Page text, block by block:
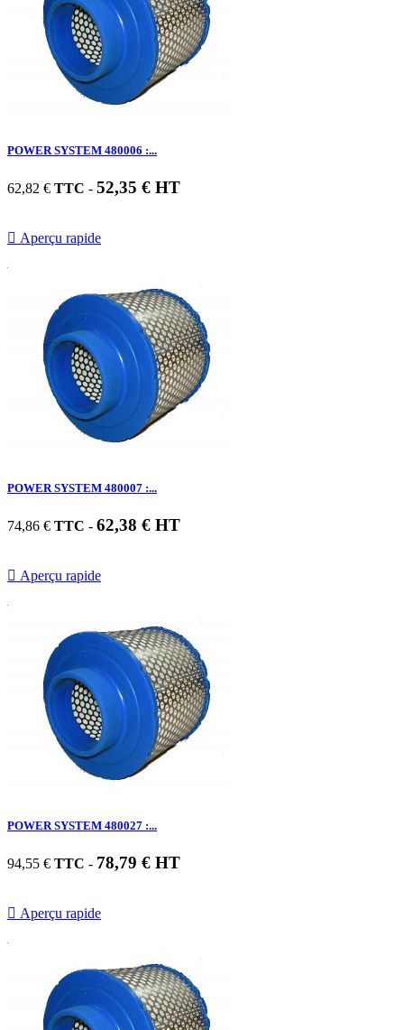
POWER SYSTEM 480006 :...
62,82 € TTC - 52,35 € HT
 Aperçu rapide
POWER SYSTEM 480007 :...
74,86 € TTC - 62,38 € HT
 Aperçu rapide
POWER SYSTEM 480027 :...
94,55 € TTC - 78,79 € HT
 Aperçu rapide